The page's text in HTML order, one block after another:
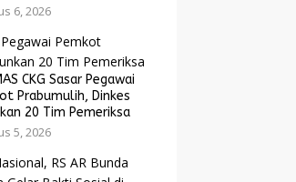
6, 2026
CKG Sasar Pegawai
Prabumulih, Dinkes
20 Tim Pemeriksa
5, 2026